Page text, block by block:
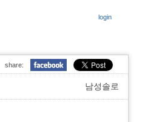
login
share:
남성솔로